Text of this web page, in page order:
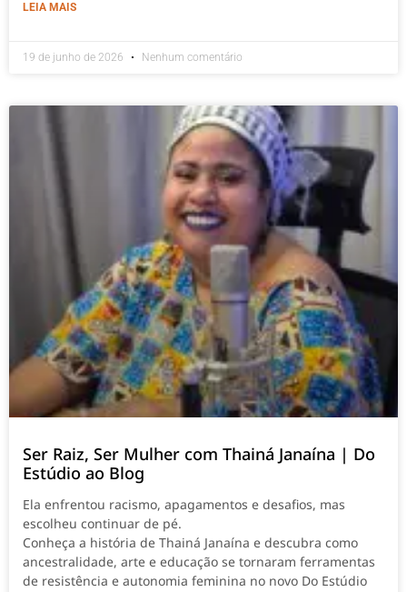
LEIA MAIS
19 de junho de 2026 Nenhum comentário
Ser Raiz, Ser Mulher com Thainá Janaína | Do
Estúdio ao Blog
Ela enfrentou racismo, apagamentos e desafios, mas
escolheu continuar de pé.
Conheça a história de Thainá Janaína e descubra como
ancestralidade, arte e educação se tornaram ferramentas
de resistência e autonomia feminina no novo Do Estúdio